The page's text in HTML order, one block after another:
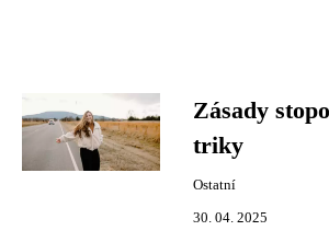
Zásady
triky
Ostatní
30. 04. 2025